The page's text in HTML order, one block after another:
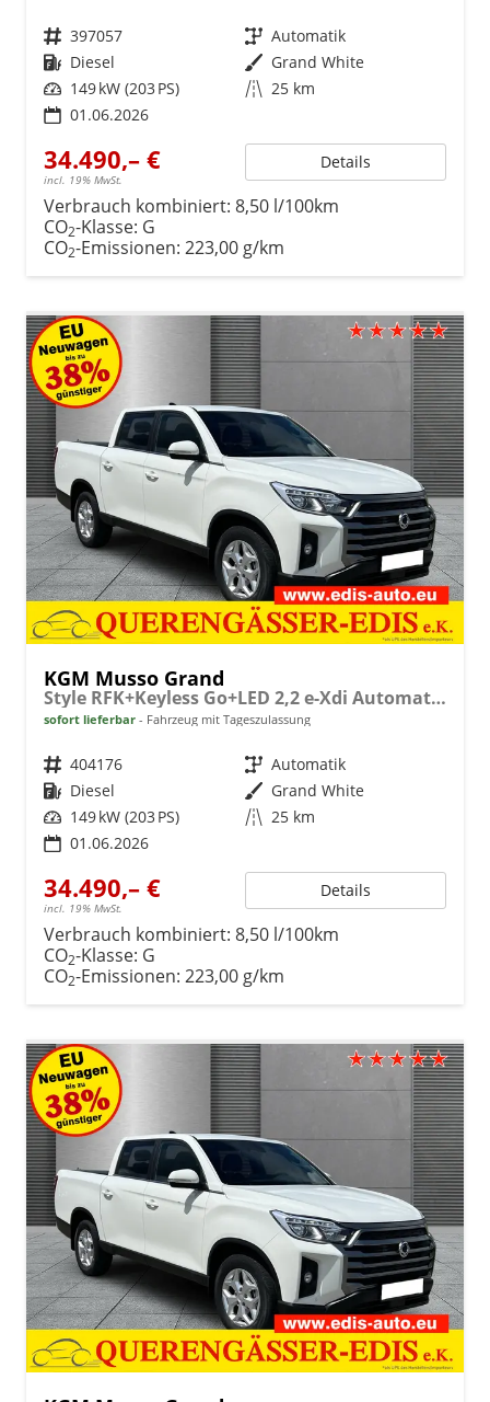
Fahrzeugnr. 397057 Getriebe Automatik
Kraftstoff Diesel Außenfarbe Grand White
Leistung 149 kW (203 PS) Kilometerstand 25 km
01.06.2026
34.490,– €
incl. 19% MwSt.
Details
Verbrauch kombiniert: 8,50 l/100km
CO2-Klasse: G
CO2-Emissionen: 223,00 g/km
KGM Musso Grand
Style RFK+Keyless Go+LED 2,2 e-Xdi Automatik
sofort lieferbar Fahrzeug mit Tageszulassung
Fahrzeugnr. 404176 Getriebe Automatik
Kraftstoff Diesel Außenfarbe Grand White
Leistung 149 kW (203 PS) Kilometerstand 25 km
01.06.2026
34.490,– €
incl. 19% MwSt.
Details
Verbrauch kombiniert: 8,50 l/100km
CO2-Klasse: G
CO2-Emissionen: 223,00 g/km